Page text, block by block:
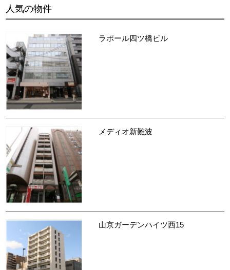
人気の物件
ラポール四ツ橋ビル
メディオ新難波
山京ガーデンハイツ西15